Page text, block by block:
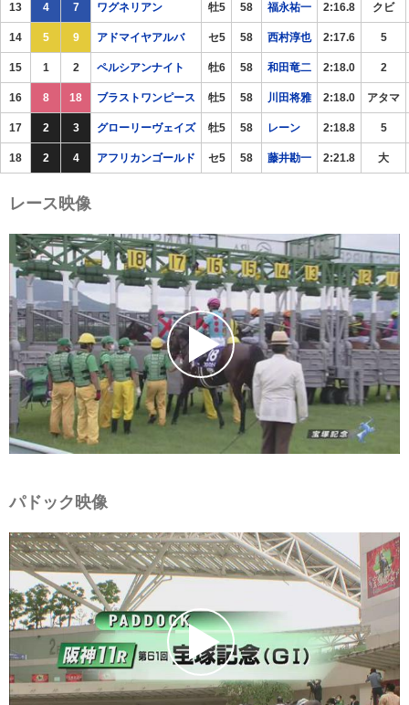
13 4 7 ワグネリアン 牡5 58 福永祐一 2:16.8 クビ
14 5 9 アドマイヤアルバ セ5 58 西村淳也 2:17.6 5
15 1 2 ペルシアンナイト 牡6 58 和田竜二 2:18.0 2
16 8 18 ブラストワンピース 牡5 58 川田将雅 2:18.0 アタマ
17 2 3 グローリーヴェイズ 牡5 58 レーン 2:18.8 5
18 2 4 アフリカンゴールド セ5 58 藤井勘一 2:21.8 大
レース映像
パドック映像